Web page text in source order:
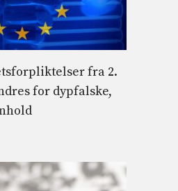
fra 2.
for dypfalske,